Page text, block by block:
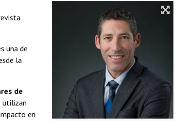
una de
la
de
utilizan
en